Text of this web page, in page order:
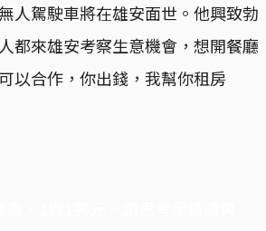
人駕駛車將在雄安面世。他興致勃
都來雄安考察生意機會，想開餐廳
以合作，你出錢，我幫你租房